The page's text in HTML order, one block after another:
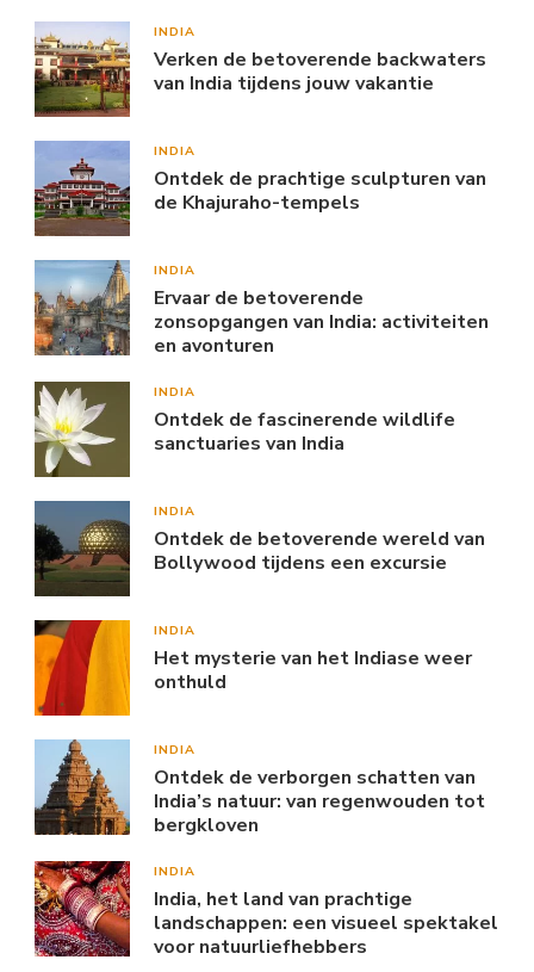
INDIA
Verken de betoverende backwaters
van India tijdens jouw vakantie
INDIA
Ontdek de prachtige sculpturen van
de Khajuraho-tempels
INDIA
Ervaar de betoverende
zonsopgangen van India: activiteiten
en avonturen
INDIA
Ontdek de fascinerende wildlife
sanctuaries van India
INDIA
Ontdek de betoverende wereld van
Bollywood tijdens een excursie
INDIA
Het mysterie van het Indiase weer
onthuld
INDIA
Ontdek de verborgen schatten van
India’s natuur: van regenwouden tot
bergkloven
INDIA
India, het land van prachtige
landschappen: een visueel spektakel
voor natuurliefhebbers